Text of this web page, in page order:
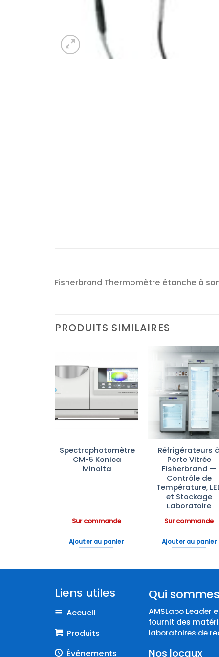
Fisherbrand Thermomètre étanche à
PRODUITS SIMILAIRES
Ajouter
Spectrophotomètre
CM-5 Konica
Minolta
Sur commande
Ajouter au panier
à la
Réfrigérateurs
Porte Vitrée
Fisherbrand —
Contrôle de
Température,
et Stockage
Laboratoire
Sur commande
Ajouter au panier
Liens utiles
Accueil
Produits
Événements
Qui
AMSLabo Leader
fournit des
laboratoires de
Nos locaux